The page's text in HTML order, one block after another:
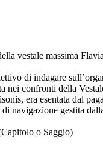
vestale massima
di indagare
nei confronti della
era esentata dal
navigazione gestita
o Saggio)